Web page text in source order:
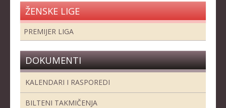
ŽENSKE LIGE
PREMIJER LIGA
DOKUMENTI
KALENDARI I RASPOREDI
BILTENI TAKMIČENJA